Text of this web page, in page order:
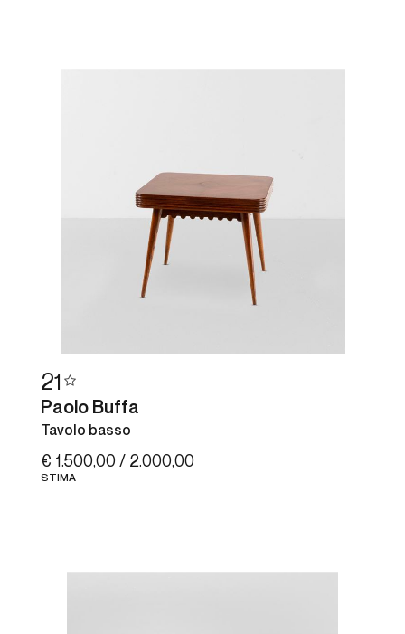
21
Paolo Buffa
Tavolo basso
€ 1.500,00 / 2.000,00
STIMA